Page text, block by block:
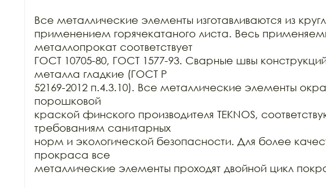
Все металлические элементы изготавливаются из
применением горячекатаного листа. Весь
металлопрокат соответствует
ГОСТ 10705-80, ГОСТ 1577-93. Сварные швы
металла гладкие (ГОСТ Р
52169-2012 п.4.3.10). Все металлические элементы
порошковой
краской финского производителя TEKNOS,
требованиям санитарных
норм и экологической безопасности. Для более
прокраса все
металлические элементы проходят двойной цикл